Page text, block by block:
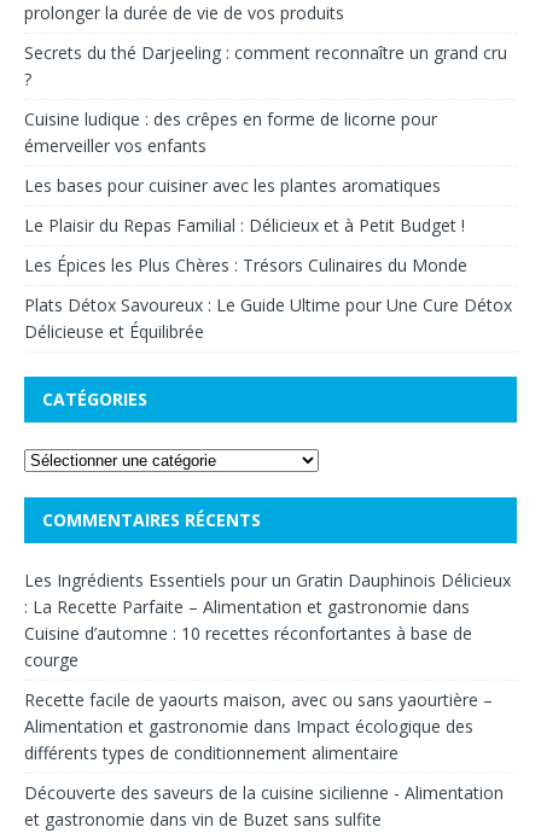
prolonger la durée de vie de vos produits
Secrets du thé Darjeeling : comment reconnaître un grand cru
?
Cuisine ludique : des crêpes en forme de licorne pour
émerveiller vos enfants
Les bases pour cuisiner avec les plantes aromatiques
Le Plaisir du Repas Familial : Délicieux et à Petit Budget !
Les Épices les Plus Chères : Trésors Culinaires du Monde
Plats Détox Savoureux : Le Guide Ultime pour Une Cure Détox
Délicieuse et Équilibrée
CATÉGORIES
COMMENTAIRES RÉCENTS
Les Ingrédients Essentiels pour un Gratin Dauphinois Délicieux
: La Recette Parfaite – Alimentation et gastronomie dans
Cuisine d’automne : 10 recettes réconfortantes à base de
courge
Recette facile de yaourts maison, avec ou sans yaourtière –
Alimentation et gastronomie dans Impact écologique des
différents types de conditionnement alimentaire
Découverte des saveurs de la cuisine sicilienne - Alimentation
et gastronomie dans vin de Buzet sans sulfite